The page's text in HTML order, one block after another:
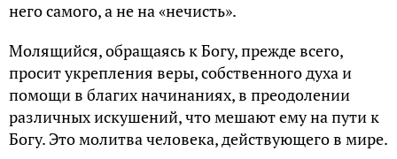
него самого, а не на «нечисть».
Молящийся, обращаясь к Богу, прежде всего,
просит укрепления веры, собственного духа и
помощи в благих начинаниях, в преодолении
различных искушений, что мешают ему на пути к
Богу. Это молитва человека, действующего в мире.